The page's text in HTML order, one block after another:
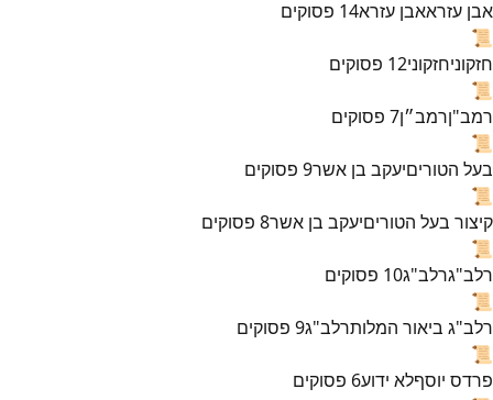
אבן עזראאבן עזרא14 פסוקים
📜
חזקוניחזקוני12 פסוקים
📜
רמב"ןרמב״ן7 פסוקים
📜
בעל הטוריםיעקב בן אשר9 פסוקים
📜
קיצור בעל הטוריםיעקב בן אשר8 פסוקים
📜
רלב"גרלב"ג10 פסוקים
📜
רלב"ג ביאור המלותרלב"ג9 פסוקים
📜
פרדס יוסףלא ידוע6 פסוקים